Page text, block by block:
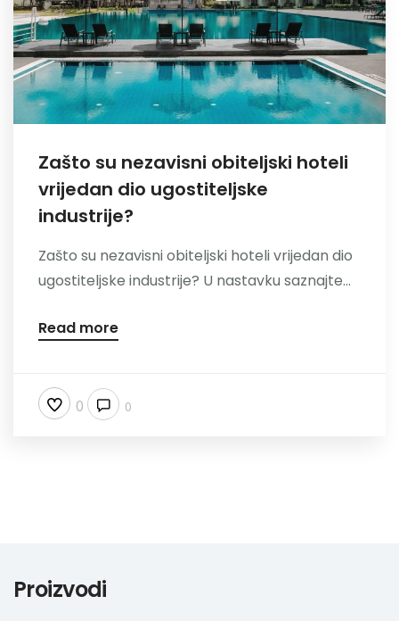
Zašto su nezavisni obiteljski hoteli
vrijedan dio ugostiteljske
industrije?
Zašto su nezavisni obiteljski hoteli vrijedan dio
ugostiteljske industrije? U nastavku saznajte...
Read more
0 0
Proizvodi